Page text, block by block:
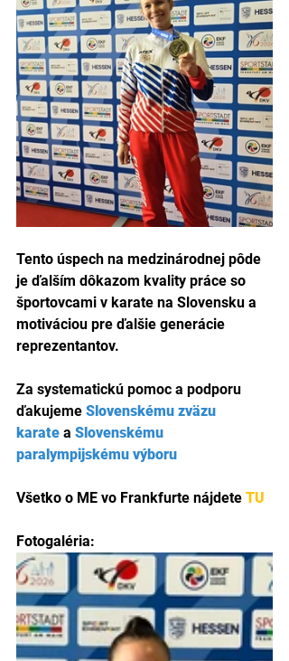
Tento úspech na medzinárodnej pôde
je ďalším dôkazom kvality práce so
športovcami v karate na Slovensku a
motiváciou pre ďalšie generácie
reprezentantov.
Za systematickú pomoc a podporu
ďakujeme Slovenskému zväzu
karate a Slovenskému
paralympijskému výboru
Všetko o ME vo Frankfurte nájdete TU
Fotogaléria: